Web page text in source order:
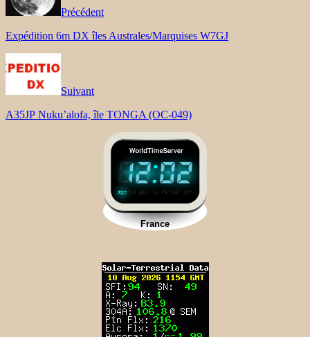
Précédent
Expédition 6m DX îles Australes/Marquises W7GJ
Suivant
A35JP Nuku’alofa, île TONGA (OC-049)